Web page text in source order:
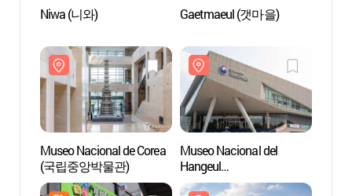
Niwa (니와) Gaetmaeul (갯마을)
Museo Nacional de Corea
(국립중앙박물관)
Museo Nacional del
Hangeul
(국립한글박물관)